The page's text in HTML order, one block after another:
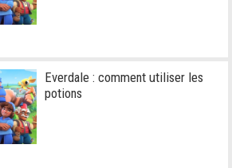
Everdale : comment utiliser les
potions